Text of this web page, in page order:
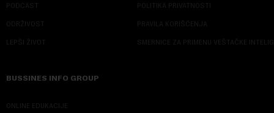
PODCAST
ODRŽIVOST
LEPŠI ŽIVOT
POLITIKA PRIVATNOSTI
PRAVILA KORIŠĆENJA
SMERNICE ZA PRIMENU VEŠTAČKE
BUSSINES INFO GROUP
ONLINE EDUKACIJE